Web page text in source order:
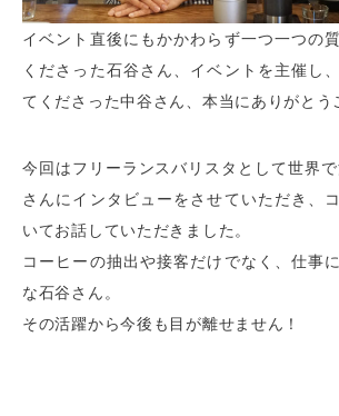
イベント直後にもかかわらず一つ一つの
くださった石谷さん、イベントを主催し
てくださった中谷さん、本当にありがとう
今回はフリーランスバリスタとして世界
さんにインタビューをさせていただき、
いてお話していただきました。
コーヒーの抽出や接客だけでなく、仕事
な石谷さん。
その活躍から今後も目が離せません！